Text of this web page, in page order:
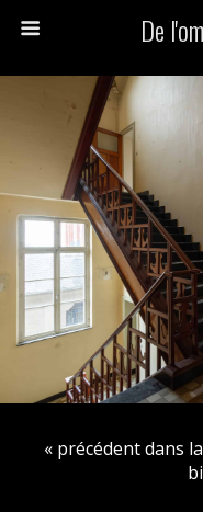
De
« précédent dans